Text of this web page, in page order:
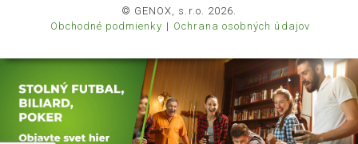
© GENOX, s.r.o. 2026.
Obchodné podmienky
Ochrana osobných údajov